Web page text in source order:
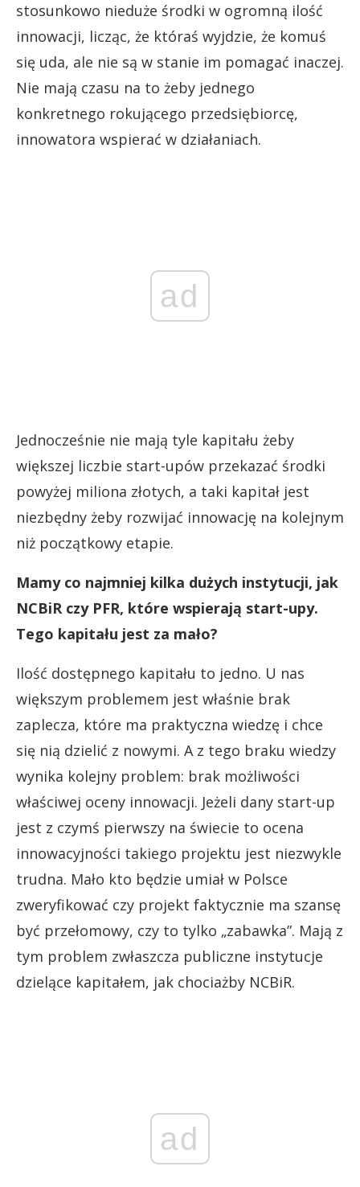
stosunkowo nieduże środki w ogromną ilość
innowacji, licząc, że któraś wyjdzie, że komuś
się uda, ale nie są w stanie im pomagać inaczej.
Nie mają czasu na to żeby jednego
konkretnego rokującego przedsiębiorcę,
innowatora wspierać w działaniach.
ad
Jednocześnie nie mają tyle kapitału żeby
większej liczbie start-upów przekazać środki
powyżej miliona złotych, a taki kapitał jest
niezbędny żeby rozwijać innowację na kolejnym
niż początkowy etapie.
Mamy co najmniej kilka dużych instytucji, jak
NCBiR czy PFR, które wspierają start-upy.
Tego kapitału jest za mało?
Ilość dostępnego kapitału to jedno. U nas
większym problemem jest właśnie brak
zaplecza, które ma praktyczna wiedzę i chce
się nią dzielić z nowymi. A z tego braku wiedzy
wynika kolejny problem: brak możliwości
właściwej oceny innowacji. Jeżeli dany start-up
jest z czymś pierwszy na świecie to ocena
innowacyjności takiego projektu jest niezwykle
trudna. Mało kto będzie umiał w Polsce
zweryfikować czy projekt faktycznie ma szansę
być przełomowy, czy to tylko „zabawka”. Mają z
tym problem zwłaszcza publiczne instytucje
dzielące kapitałem, jak chociażby NCBiR.
ad